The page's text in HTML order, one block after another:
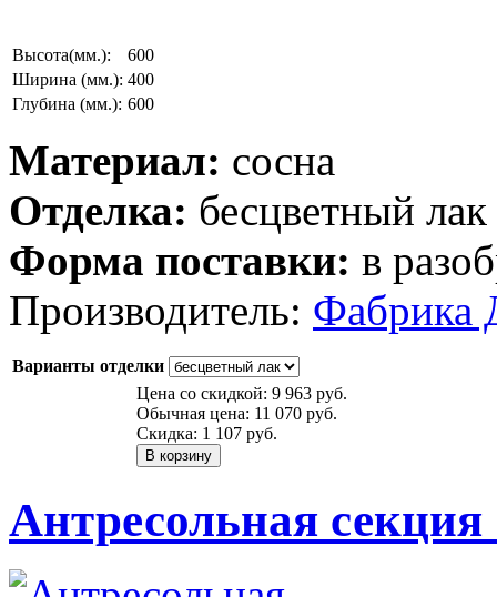
Высота(мм.):
600
Ширина (мм.): 400
Глубина (мм.): 600
Материал: сосна
Отделка: бесцветный лак
Форма поставки: в
Производитель: Фабрика
Варианты отделки
Цена со скидкой: 9 963 руб.
Обычная цена: 11 070 руб.
Скидка: 1 107 руб.
Антресольная